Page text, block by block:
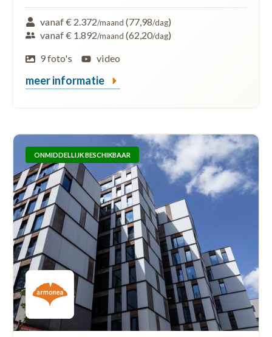
vanaf € 2.372/maand (77,98/dag)
vanaf € 1.892/maand (62,20/dag)
9 foto's
video
meer informatie
ONMIDDELLIJK BESCHIKBAAR